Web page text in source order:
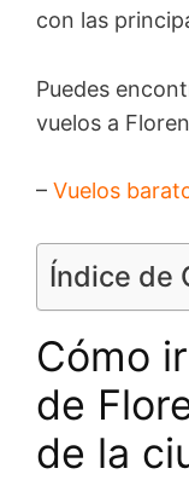
con las
Puedes
vuelos a
– Vuelos
Índice de
Cómo
de
de la